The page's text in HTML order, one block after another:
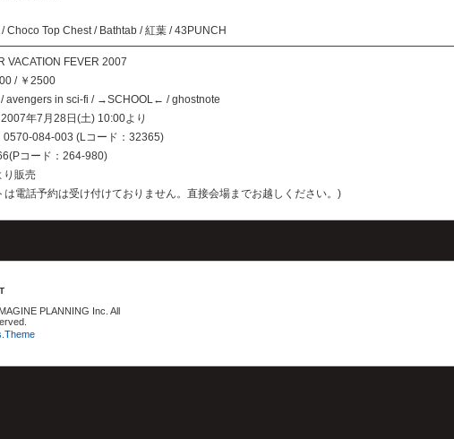
Choco Top Chest / Bathtab / 紅葉 / 43PUNCH
VACATION FEVER 2007
/ ￥2500
avengers in sci-fi / →SCHOOL← / ghostnote
年7月28日(土) 10:00より
0570-084-003 (Lコード：32365)
コード：264-980)
り販売
は電話予約は受け付けておりません。直接会場までお越しください。)
PLANNING Inc. All